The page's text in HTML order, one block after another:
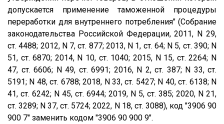
допускается применение таможенной процедуры
переработки для внутреннего потребления" (Собрание
законодательства Российской Федерации, 2011, N 29,
ст. 4488; 2012, N 7, ст. 877; 2013, N 1, ст. 64; N 5, ст. 390; N
51, ст. 6870; 2014, N 10, ст. 1040; 2015, N 15, ст. 2264; N
47, ст. 6606; N 49, ст. 6991; 2016, N 2, ст. 387; N 33, ст.
5191; N 48, ст. 6788; 2018, N 33, ст. 5427; N 40, ст. 6138; N
41, ст. 6242; N 45, ст. 6944; 2019, N 5, ст. 385; 2020, N 21,
ст. 3289; N 37, ст. 5724; 2022, N 18, ст. 3088), код "3906 90
900 7" заменить кодом "3906 90 900 9".